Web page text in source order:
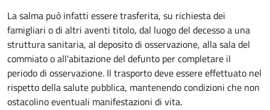
La salma può infatti essere trasferita, su richiesta dei
famigliari o di altri aventi titolo, dal luogo del decesso a una
struttura sanitaria, al deposito di osservazione, alla sala del
commiato o all'abitazione del defunto percompletare il
periodo di osservazione. Il trasporto deve essere effettuato nel
rispetto della salute pubblica, mantenendo condizioni che non
ostacolino eventuali manifestazioni di vita.